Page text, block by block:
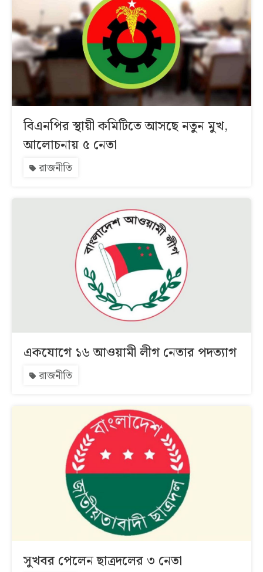
বিএনপির স্থায়ী কমিটিতে আসছে নতুন মুখ,
আলোচনায় ৫ নেতা
রাজনীতি
একযোগে ১৬ আওয়ামী লীগ নেতার পদত্যাগ
রাজনীতি
সুখবর পেলেন ছাত্রদলের ৩ নেতা